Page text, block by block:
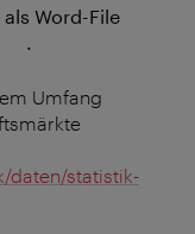
Word-File
.
Umfang
daten/statistik-